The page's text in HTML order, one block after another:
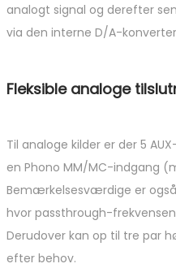
analogt signal og derefter
via den interne D/A-
Fleksible analoge
Til analoge kilder er der 5
en Phono MM/MC-indgang
Bemærkelsesværdige er
hvor passthrough-frekvensen
Derudover kan op til tre par
efter behov.